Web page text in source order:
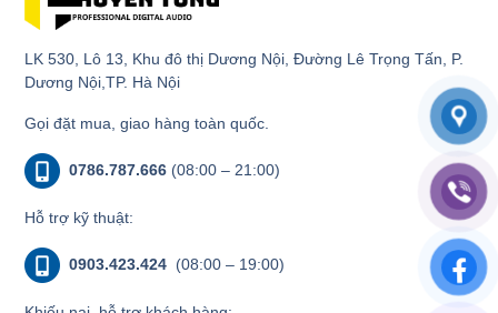
LK 530, Lô 13, Khu đô thị Dương Nội, Đường Lê Trọng Tấn, P.
Dương Nội,TP. Hà Nội
Gọi đặt mua, giao hàng toàn quốc.
0786.787.666 (08:00 – 21:00)
Hỗ trợ kỹ thuật:
0903.423.424 (08:00 – 19:00)